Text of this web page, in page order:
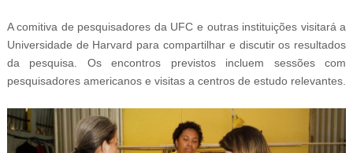
A comitiva de pesquisadores da UFC e outras instituições visitará a
Universidade de Harvard para compartilhar e discutir os resultados
da pesquisa. Os encontros previstos incluem sessões com
pesquisadores americanos e visitas a centros de estudo relevantes.